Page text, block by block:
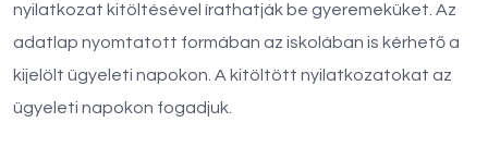
nyilatkozat kitöltésével írathatják be gyeremeküket. Az
adatlap nyomtatott formában az iskolában is kérhető a
kijelölt ügyeleti napokon. A kitöltött nyilatkozatokat az
ügyeleti napokon fogadjuk.